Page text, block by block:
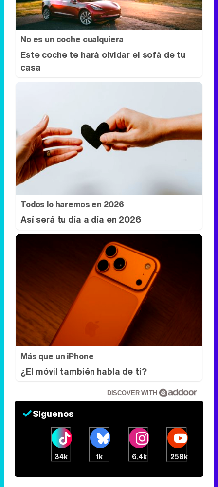
Todos lo haremos en 2026
Así será tu día a día en 2026
Más que un iPhone
¿El móvil también habla de ti?
DISCOVER WITH
Síguenos
6,4k 258k
Eliminar anuncios